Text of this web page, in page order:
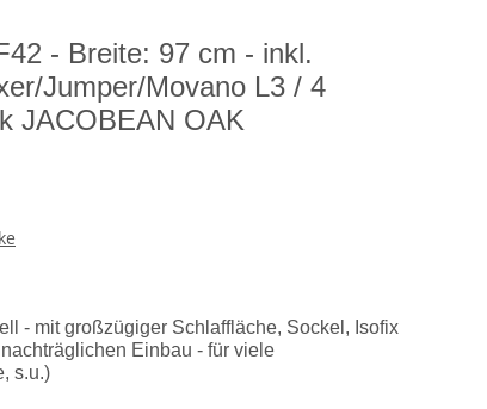
- Breite: 97 cm - inkl.
Jumper/Movano L3 / 4
JACOBEAN OAK
- mit großzügiger Schlaffläche, Sockel, Isofix
Einbau - für viele
s.u.)